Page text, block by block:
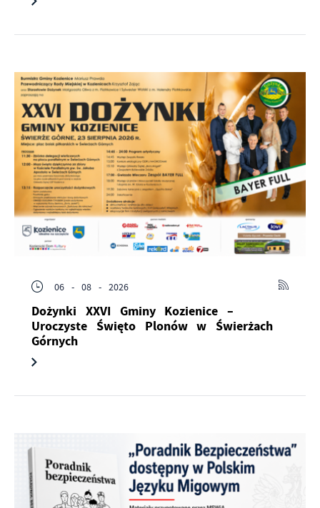
06 - 08 - 2026
Dożynki XXVI Gminy Kozienice –
Uroczyste Święto Plonów w Świerżach
Górnych